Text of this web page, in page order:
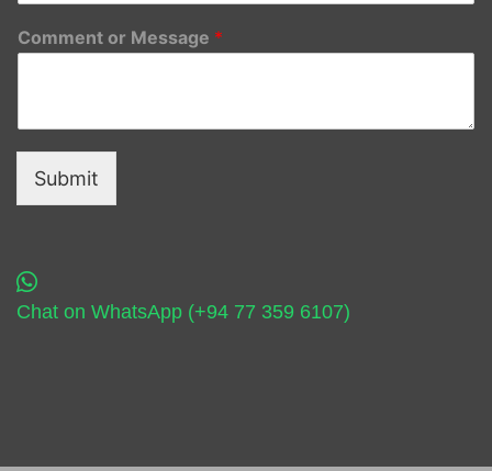
Comment or Message *
Submit
Chat on WhatsApp (+94 77 359 6107)